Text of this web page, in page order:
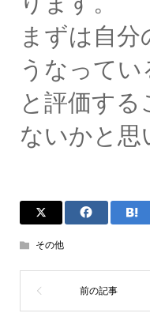
まずは自
うなって
と評価する
ないかと思
その他